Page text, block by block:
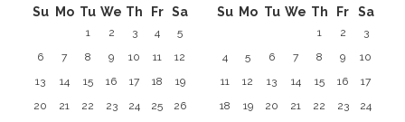
Su Mo Tu We Th Fr Sa
1 2 3 4
5
6
7 8 9 10 11
12
13
14 15 16 17 18
19
20
21 22 23 24 25
26
Su Mo Tu We Th Fr Sa
1 2
3
4
5 6 7 8 9
10
11
12 13 14 15 16
17
18
19 20 21 22 23
24